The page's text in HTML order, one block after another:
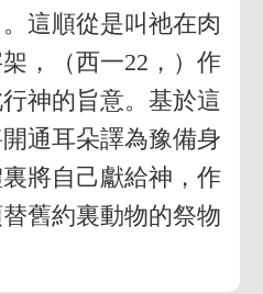
這順從是叫祂在肉
，（西一22，）作
神的旨意。基於這
通耳朵譯為豫備身
將自己獻給神，作
舊約裏動物的祭物